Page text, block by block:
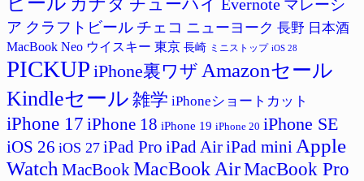
Evernote マレーシ
ア クラフトビール チェコ ニューヨーク 長野 日本酒
MacBook Neo ウイスキー 東京 長崎 ミニストップ iOS 28
PICKUP iPhone裏ワザ Amazonセール
Kindleセール 雑学 iPhoneショートカット
iPhone 17 iPhone 18 iPhone 19 iPhone 20 iPhone SE
iOS 26 iOS 27 iPad Pro iPad AiriPad mini Apple
Watch MacBook MacBook AirMacBook Pro